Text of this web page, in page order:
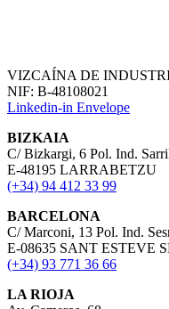
VIZCAÍNA DE
NIF: B-48108021
Linkedin-in Envelope
BIZKAIA
C/ Bizkargi, 6 Pol. Ind.
E-48195 LARRABETZU
(+34) 94 412 33 99
BARCELONA
C/ Marconi, 13 Pol. Ind.
E-08635 SANT ESTEVE
(+34) 93 771 36 66
LA RIOJA